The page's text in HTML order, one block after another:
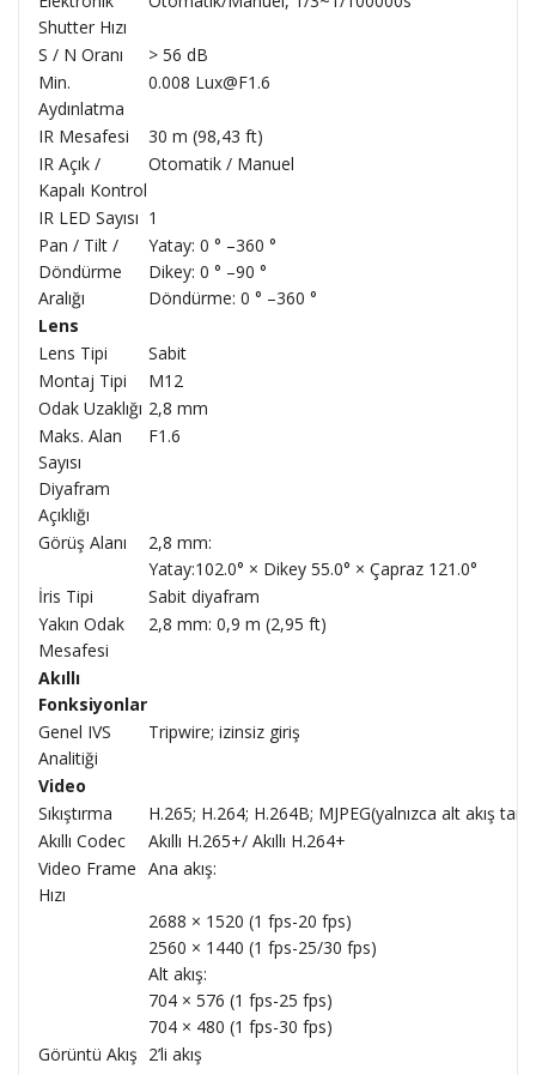
Shutter Hızı
S / N Oranı
> 56 dB
Min.
Aydınlatma
0.008 Lux@F1.6
IR Mesafesi
30 m (98,43 ft)
IR Açık /
Kapalı Kontrol
Otomatik / Manuel
IR LED Sayısı 1
Pan / Tilt /
Döndürme
Aralığı
Yatay: 0 ° –360 °
Dikey: 0 ° –90 °
Döndürme: 0 ° –360 °
Lens
Lens Tipi
Sabit
Montaj Tipi
M12
Odak Uzaklığı 2,8 mm
Maks. Alan
Sayısı
Diyafram
Açıklığı
F1.6
Görüş Alanı
2,8 mm:
Yatay:102.0° × Dikey 55.0° × Çapraz 121.0°
İris Tipi
Sabit diyafram
Yakın Odak
Mesafesi
2,8 mm: 0,9 m (2,95 ft)
Akıllı
Fonksiyonlar
Genel IVS
Analitiği
Tripwire; izinsiz giriş
Video
Sıkıştırma
H.265; H.264; H.264B; MJPEG(yalnızca alt akış
Akıllı Codec
Akıllı H.265+/ Akıllı H.264+
Video Frame
Hızı
Ana akış:
2688 × 1520 (1 fps-20 fps)
2560 × 1440 (1 fps-25/30 fps)
Alt akış:
704 × 576 (1 fps-25 fps)
704 × 480 (1 fps-30 fps)
Görüntü Akış 2’li akış